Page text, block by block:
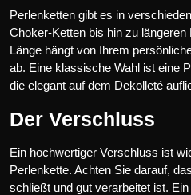
Perlenketten gibt es in
Choker-Ketten bis hin zu
Länge hängt von Ihrem
ab. Eine klassische Wahl ist eine
die elegant auf dem Dekolleté
Der Verschluss
Ein hochwertiger Verschluss ist
Perlenkette. Achten Sie darauf,
schließt und gut verarbeitet ist.